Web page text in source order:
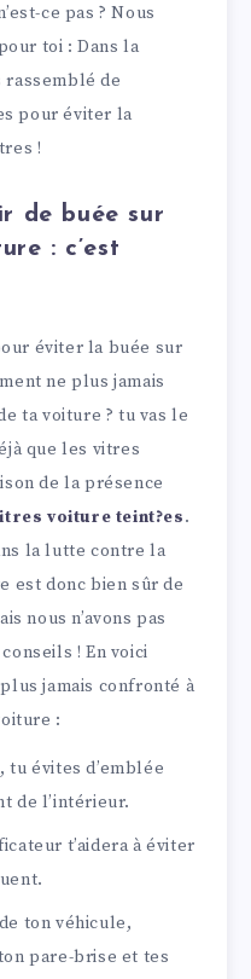
ce pas ? Nous
toi : Dans la
rassemblé de
pour éviter la
!
de buée sur
: c’est
éviter la buée sur
ne plus jamais
ta voiture ? tu vas le
que les vitres
de la présence
voiture teint?es.
la lutte contre la
est donc bien sûr de
nous n’avons pas
! En voici
jamais confronté à
:
tu évites d’emblée
de l’intérieur.
t’aidera à éviter
ton véhicule,
pare-brise et tes